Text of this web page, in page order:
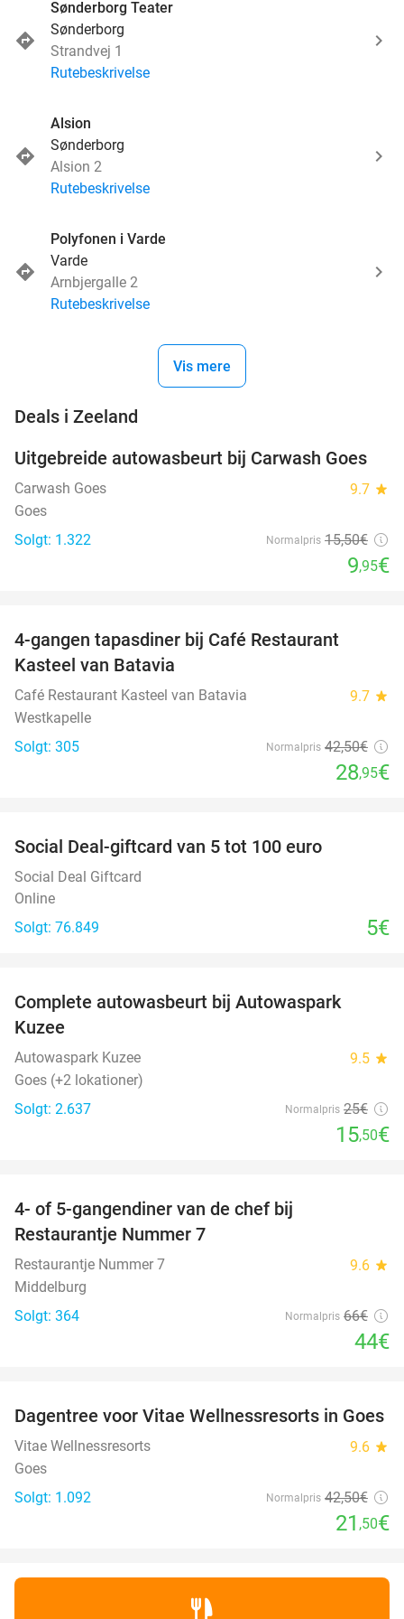
Sønderborg Teater
Sønderborg
Strandvej 1
Rutebeskrivelse
Alsion
Sønderborg
Alsion 2
Rutebeskrivelse
Polyfonen i Varde
Varde
Arnbjergalle 2
Rutebeskrivelse
Vis mere
Deals i Zeeland
36%
Uitgebreide autowasbeurt bij Carwash Goes
Carwash Goes 9.7 star
Goes
Solgt: 1.322
Normalpris 15,50€
9,95€
4-gangen tapasdiner bij Café Restaurant
Kasteel van Batavia
Café Restaurant Kasteel van Batavia 9.7 star
Westkapelle
Solgt: 305
Normalpris 42,50€
28,95€
Social Deal-giftcard van 5 tot 100 euro
Social Deal Giftcard
Online
Solgt: 76.849
5€
Complete autowasbeurt bij Autowaspark
Kuzee
Autowaspark Kuzee 9.5 star
Goes (+2 lokationer)
Solgt: 2.637
Normalpris 25€
15,50€
4- of 5-gangendiner van de chef bij
Restaurantje Nummer 7
Restaurantje Nummer 7 9.6 star
Middelburg
Solgt: 364
Normalpris 66€
44€
49%
Dagentree voor Vitae Wellnessresorts in Goes
Vitae Wellnessresorts 9.6 star
Goes
Solgt: 1.092
Normalpris 42,50€
21 ,50€